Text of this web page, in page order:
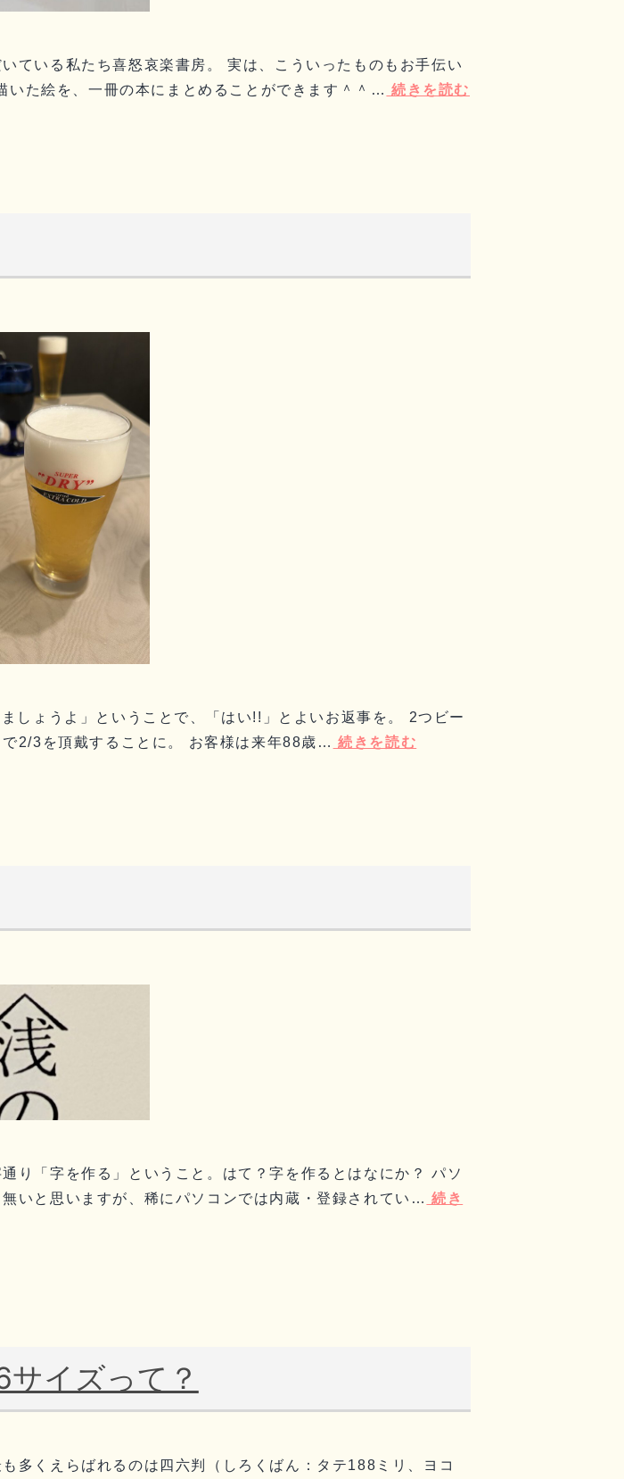
ている私たち喜怒哀楽書房。 実は、こういったものもお手伝い
た絵を、一冊の本にまとめることができます＾＾… 続きを読む
しょうよ」ということで、「はい!!」とよいお返事を。 2つビー
2/3を頂戴することに。 お客様は来年88歳… 続きを読む
り「字を作る」ということ。はて？字を作るとはなにか？ パソ
いと思いますが、稀にパソコンでは内蔵・登録されてい… 続き
イズって？
多くえらばれるのは四六判（しろくばん：タテ188ミリ、ヨコ